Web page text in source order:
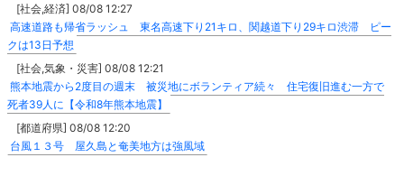
[社会,経済] 08/08 12:27
高速道路も帰省ラッシュ 東名高速下り21キロ、関越道下り29キロ渋滞 ピー
クは13日予想
[社会,気象・災害] 08/08 12:21
熊本地震から2度目の週末 被災地にボランティア続々 住宅復旧進む一方で
死者39人に【令和8年熊本地震】
[都道府県] 08/08 12:20
台風１３号 屋久島と奄美地方は強風域